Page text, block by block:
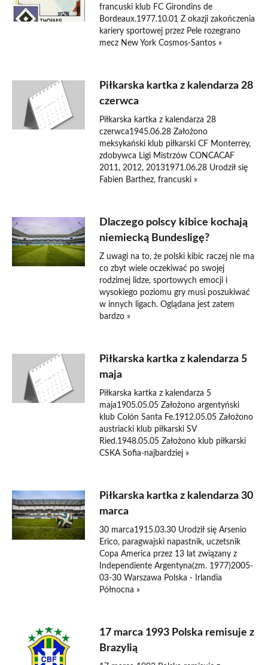
francuski klub FC Girondins de
Bordeaux.1977.10.01 Z okazji zakończenia
kariery sportowej przez Pele rozegrano
mecz New York Cosmos-Santos »
Piłkarska kartka z kalendarza 28
czerwca
Piłkarska kartka z kalendarza 28
czerwca1945.06.28 Założono
meksykański klub piłkarski CF Monterrey,
zdobywca Ligi Mistrzów CONCACAF
2011, 2012, 20131971.06.28 Urodził się
Fabien Barthez, francuski »
Dlaczego polscy kibice kochają
niemiecką Bundesligę?
Z uwagi na to, że polski kibic raczej nie ma
co zbyt wiele oczekiwać po swojej
rodzimej lidze, sportowych emocji i
wysokiego poziomu gry musi poszukiwać
w innych ligach. Oglądana jest zatem
bardzo »
Piłkarska kartka z kalendarza 5
maja
Piłkarska kartka z kalendarza 5
maja1905.05.05 Założono argentyński
klub Colón Santa Fe.1912.05.05 Założono
austriacki klub piłkarski SV
Ried.1948.05.05 Założono klub piłkarski
CSKA Sofia-najbardziej »
Piłkarska kartka z kalendarza 30
marca
30 marca1915.03.30 Urodził się Arsenio
Erico, paragwajski napastnik, uczetsnik
Copa America przez 13 lat związany z
Independiente Argentyna(zm. 1977)2005-
03-30 Warszawa Polska - Irlandia
Północna »
17 marca 1993 Polska remisuje z
Brazylią